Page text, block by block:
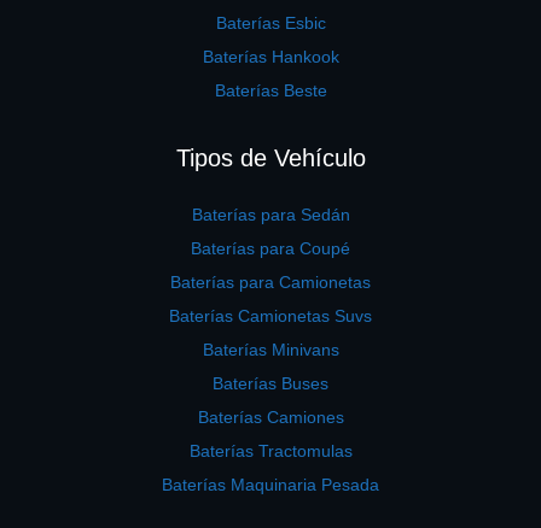
Baterías Esbic
Baterías Hankook
Baterías Beste
Tipos de Vehículo
Baterías para Sedán
Baterías para Coupé
Baterías para Camionetas
Baterías Camionetas Suvs
Baterías Minivans
Baterías Buses
Baterías Camiones
Baterías Tractomulas
Baterías Maquinaria Pesada